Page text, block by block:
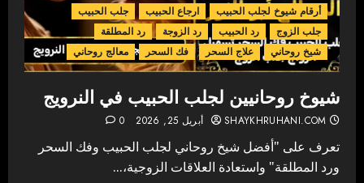
أرقام شيوخ لجلب الحبيب ارجاع الحبيب
جلب الحبيب
جلب الزوج
رد الحبيب رد الزوجة
رد المطلقة
شيخ روحاني
علاج السحر فك السحر معالج روحاني
شيوخ روحانيين لجلب الحبيب في النرويج
SHAYKHRUHANI.COM أبريل 25, 2026 0
تعرف على "أفضل شيخ روحاني لجلب الحبيب وفك السحر
ورد المطلقة" واستعادة العلاقات الزوجية،...